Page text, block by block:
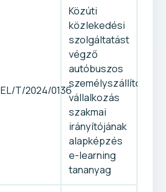
EL/T/2024/0136
Közúti
közlekedési
szolgáltatást
végző
autóbuszos
személyszállító-
vállalkozás
szakmai
irányítójának
alapképzés
e-learning
tananyag